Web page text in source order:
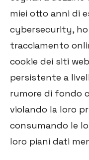
miei otto anni di
cybersecurity,
tracciamento
cookie dei siti
persistente a
rumore di fondo
violando la loro
consumando le
loro piani dati